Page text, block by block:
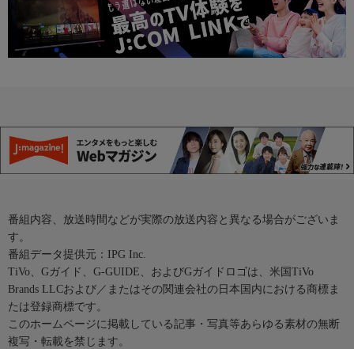
番組内容、放送時間などが実際の放送内容と異なる場合がございま
す。
番組データ提供元：IPG Inc.
TiVo、Gガイド、G-GUIDE、およびGガイドロゴは、米国TiVo
Brands LLCおよび／またはその関連会社の日本国内における商標ま
たは登録商標です。
このホームページに掲載している記事・写真等あらゆる素材の無断
複写・転載を禁じます。